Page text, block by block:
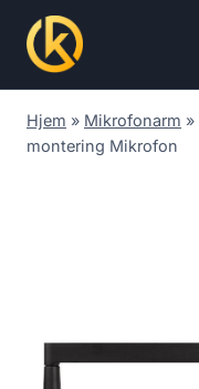
content
Hjem » Mikrofonarm »
montering Mikrofon